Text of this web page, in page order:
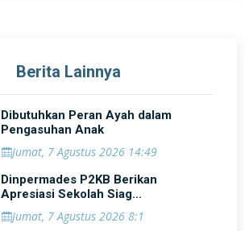
Berita Lainnya
Dibutuhkan Peran Ayah dalam
Pengasuhan Anak
Jumat, 7 Agustus 2026 14:49
Dinpermades P2KB Berikan
Apresiasi Sekolah Siag...
Jumat, 7 Agustus 2026 8:1